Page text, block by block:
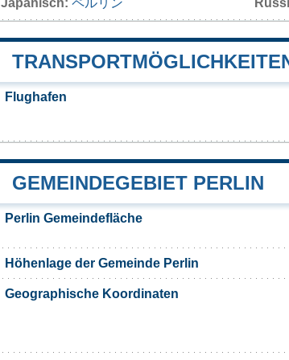
Japanisch: ペルリン
Flughafen
GEMEINDEGEBIET PERLIN
Perlin Gemeindefläche
Höhenlage der Gemeinde Perlin
Geographische Koordinaten